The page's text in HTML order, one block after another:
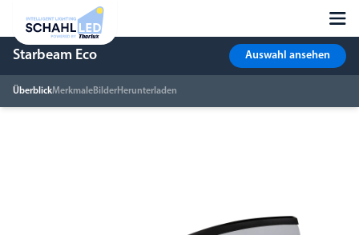
Starbeam Eco
ÜberblickMerkmaleBilderHerunterladen
Auswahl ansehen